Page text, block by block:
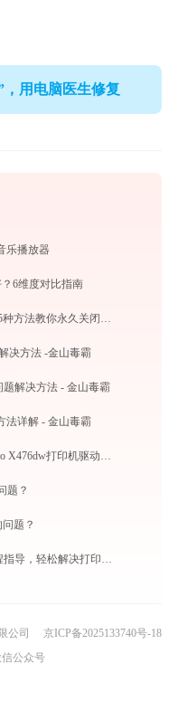
用电脑医生修复
乐播放器
？6维度对比指南
Win10如何彻底永久关闭自动更新 5种方法教你永久关闭win10自动更新
决方法 -金山毒霸
解决方法 - 金山毒霸
法详解 - 金山毒霸
如何有效下载并安装HP Officejet Pro X476dw打印机驱动？全方位指导手册
题？
题？
HP M653x打印机驱动下载安装全程指导，轻松解决打印问题
公司
京ICP备2025133740号-18
信公众号